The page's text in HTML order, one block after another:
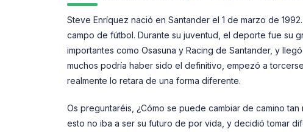
Steve Enríquez nació en Santander el 1 de marzo de
campo de fútbol. Durante su juventud, el deporte fue su
importantes como Osasuna y Racing de Santander, y
muchos podría haber sido el definitivo, empezó a
realmente lo retara de una forma diferente.
Os preguntaréis, ¿Cómo se puede cambiar de camino
esto no iba a ser su futuro de por vida, y decidió tomar